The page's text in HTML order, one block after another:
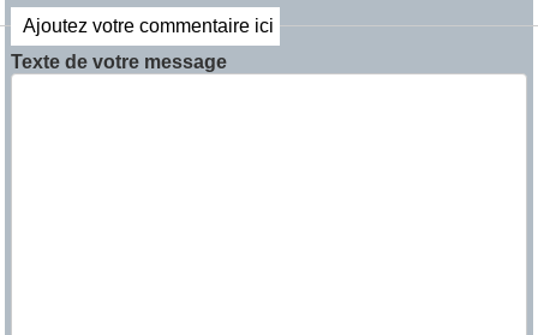
Ajoutez votre commentaire ici
Texte de votre message